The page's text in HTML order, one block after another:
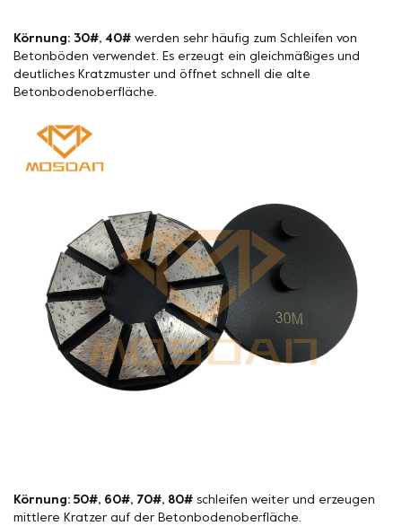
Körnung: 30#, 40# werden sehr häufig zum Schleifen von
Betonböden verwendet. Es erzeugt ein gleichmäßiges und
deutliches Kratzmuster und öffnet schnell die alte
Betonbodenoberfläche.
Körnung: 50#, 60#, 70#, 80# schleifen weiter und erzeugen
mittlere Kratzer auf der Betonbodenoberfläche.